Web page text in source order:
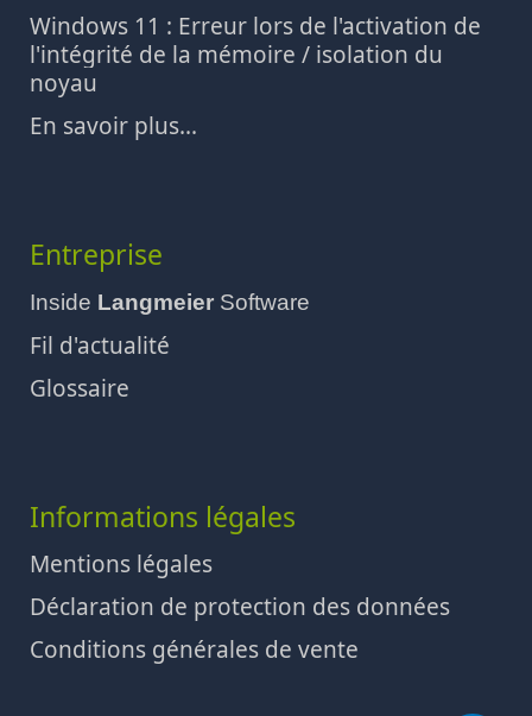
Windows 11 : Erreur lors de l'activation de
l'intégrité de la mémoire / isolation du
noyau
En savoir plus...
Entreprise
Inside Langmeier Software
Fil d'actualité
Glossaire
Informations légales
Mentions légales
Déclaration de protection des données
Conditions générales de vente